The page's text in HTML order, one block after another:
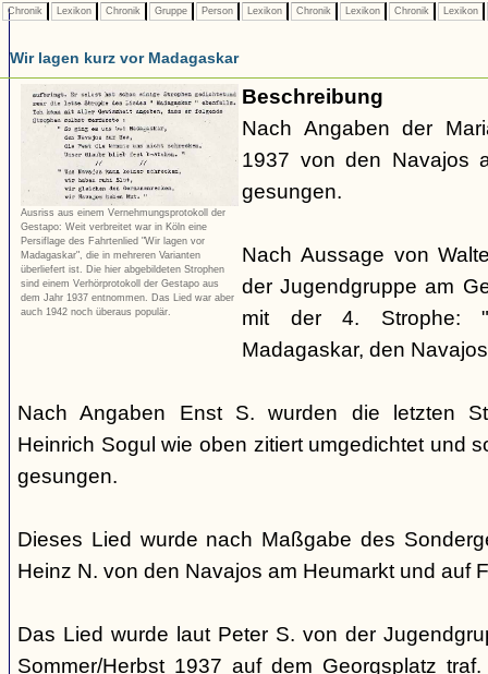
Chronik Lexikon Chronik Gruppe Person Lexikon Chronik Lexikon Chronik Lexikon
Wir lagen kurz vor Madagaskar
Ausriss aus einem Vernehmungsprotokoll der
Gestapo: Weit verbreitet war in Köln eine
Persiflage des Fahrtenlied "Wir lagen vor
Madagaskar", die in mehreren Varianten
überliefert ist. Die hier abgebildeten Strophen
sind einem Verhörprotokoll der Gestapo aus
dem Jahr 1937 entnommen. Das Lied war aber
auch 1942 noch überaus populär.
Beschreibung
Nach Angaben der
1937 von den Navajos
gesungen.
Nach Aussage von
der Jugendgruppe am
mit der 4. Strophe:
Madagaskar, den
Nach Angaben Enst S. wurden die letzten
Heinrich Sogul wie oben zitiert umgedichtet und
gesungen.
Dieses Lied wurde nach Maßgabe des
Heinz N. von den Navajos am Heumarkt und auf
Das Lied wurde laut Peter S. von der
Sommer/Herbst 1937 auf dem Georgsplatz